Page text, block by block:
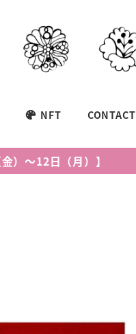
NFT CONTACT
）～12日（月）】